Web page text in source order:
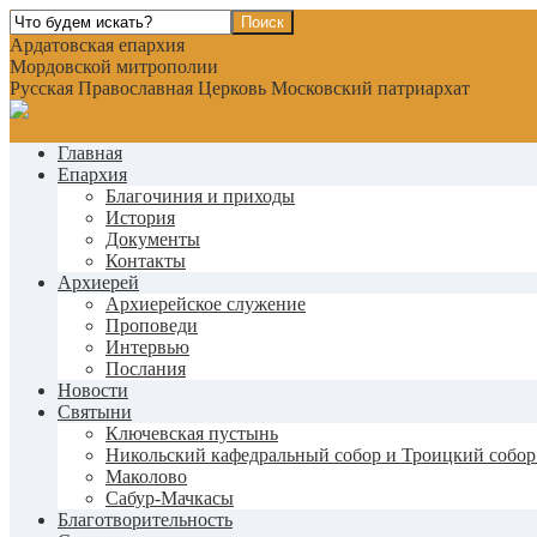
Ардатовская епархия
Мордовской митрополии
Русская Православная Церковь Московский патриархат
Главная
Епархия
Благочиния и приходы
История
Документы
Контакты
Архиерей
Архиерейское служение
Проповеди
Интервью
Послания
Новости
Святыни
Ключевская пустынь
Никольский кафедральный собор и Троицкий собор
Маколово
Сабур-Мачкасы
Благотворительность